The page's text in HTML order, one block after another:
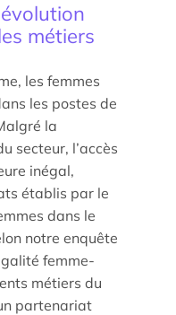
ou collaborateur
métiers
les femmes
les postes de
la
secteur, l’accès
inégal,
établis par le
dans le
notre enquête
femme-
métiers du
partenariat